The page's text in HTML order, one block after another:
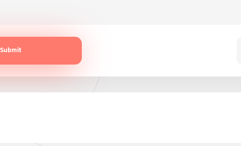
Submit